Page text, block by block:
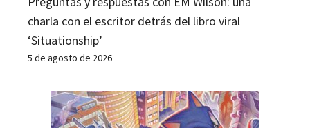
charla con el escritor detrás del libro viral
‘Situationship’
5 de agosto de 2026